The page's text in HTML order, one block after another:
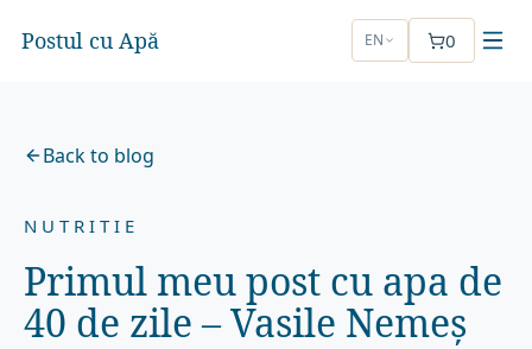
Postul cu Apă EN 0
Back to blog
NUTRITIE
Primul meu post cu apa de
40 de zile – Vasile Nemeș